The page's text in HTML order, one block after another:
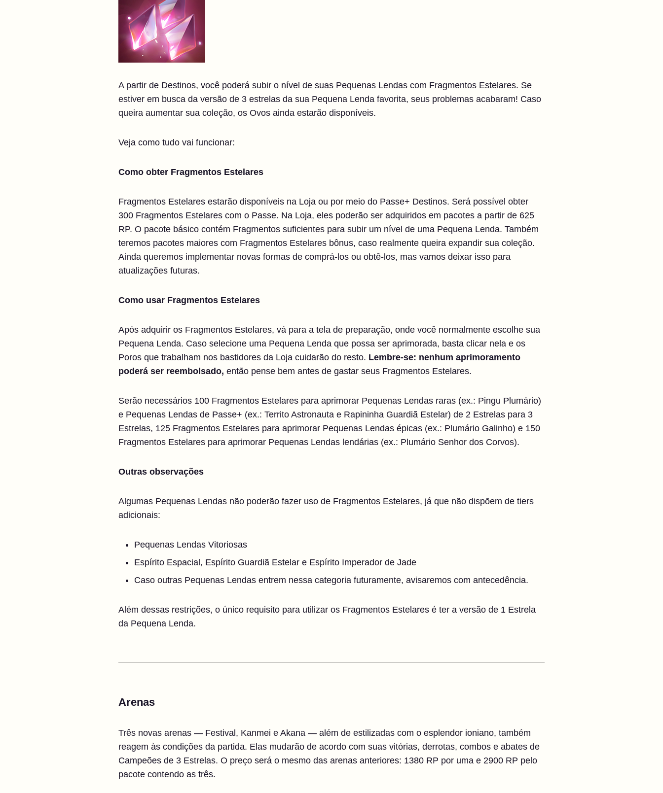
A partir de Destinos, você poderá subir o nível de suas Pequenas Lendas com Fragmentos Estelares. Se
estiver em busca da versão de 3 estrelas da sua Pequena Lenda favorita, seus problemas acabaram! Caso
queira aumentar sua coleção, os Ovos ainda estarão disponíveis.
Veja como tudo vai funcionar:
Como obter Fragmentos Estelares
Fragmentos Estelares estarão disponíveis na Loja ou por meio do Passe+ Destinos. Será possível obter
300 Fragmentos Estelares com o Passe. Na Loja, eles poderão ser adquiridos em pacotes a partir de 625
RP. O pacote básico contém Fragmentos suficientes para subir um nível de uma Pequena Lenda. Também
teremos pacotes maiores com Fragmentos Estelares bônus, caso realmente queira expandir sua coleção.
Ainda queremos implementar novas formas de comprá-los ou obtê-los, mas vamos deixar isso para
atualizações futuras.
Como usar Fragmentos Estelares
Após adquirir os Fragmentos Estelares, vá para a tela de preparação, onde você normalmente escolhe sua
Pequena Lenda. Caso selecione uma Pequena Lenda que possa ser aprimorada, basta clicar nela e os
Poros que trabalham nos bastidores da Loja cuidarão do resto. Lembre-se: nenhum aprimoramento
poderá ser reembolsado, então pense bem antes de gastar seus Fragmentos Estelares.
Serão necessários 100 Fragmentos Estelares para aprimorar Pequenas Lendas raras (ex.: Pingu Plumário)
e Pequenas Lendas de Passe+ (ex.: Territo Astronauta e Rapininha Guardiã Estelar) de 2 Estrelas para 3
Estrelas, 125 Fragmentos Estelares para aprimorar Pequenas Lendas épicas (ex.: Plumário Galinho) e 150
Fragmentos Estelares para aprimorar Pequenas Lendas lendárias (ex.: Plumário Senhor dos Corvos).
Outras observações
Algumas Pequenas Lendas não poderão fazer uso de Fragmentos Estelares, já que não dispõem de tiers
adicionais:
Pequenas Lendas Vitoriosas
Espírito Espacial, Espírito Guardiã Estelar e Espírito Imperador de Jade
Caso outras Pequenas Lendas entrem nessa categoria futuramente, avisaremos com antecedência.
Além dessas restrições, o único requisito para utilizar os Fragmentos Estelares é ter a versão de 1 Estrela
da Pequena Lenda.
Arenas
Três novas arenas — Festival, Kanmei e Akana — além de estilizadas com o esplendor ioniano, também
reagem às condições da partida. Elas mudarão de acordo com suas vitórias, derrotas, combos e abates de
Campeões de 3 Estrelas. O preço será o mesmo das arenas anteriores: 1380 RP por uma e 2900 RP pelo
pacote contendo as três.